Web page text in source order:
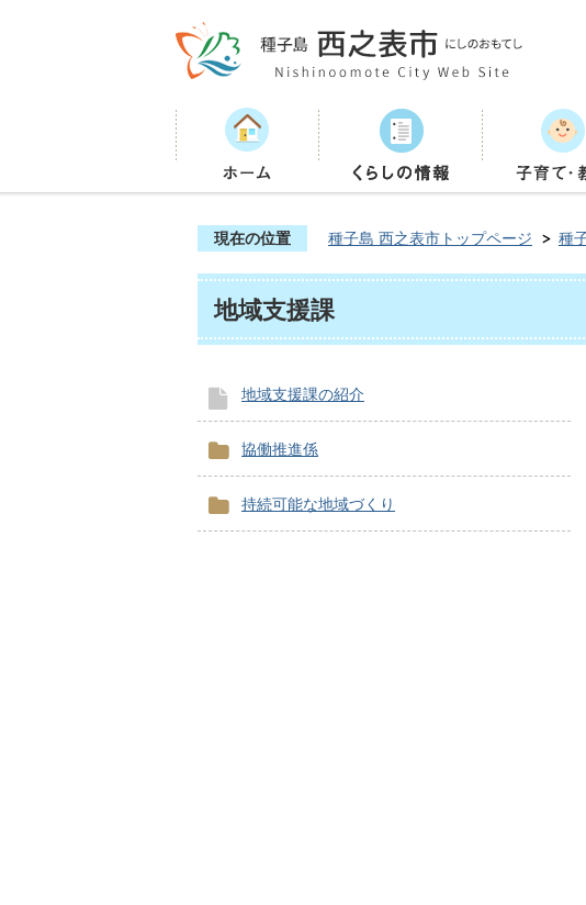
現在の位置 種子島 西之表市トップページ 種
地域支援課
地域支援課の紹介
協働推進係
持続可能な地域づくり